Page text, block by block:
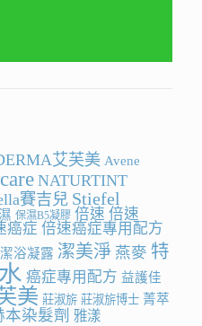
艾芙美 Avene
NATURTINT
賽吉兒 Stiefel
保濕B5凝膠 倍速 倍速
癌症 倍速癌症專用配方
潔浴凝露 潔美淨 燕麥 特
癌症專用配方 益護佳
美 莊淑旂 莊淑旂博士 菁萃
本染髮劑 雅漾